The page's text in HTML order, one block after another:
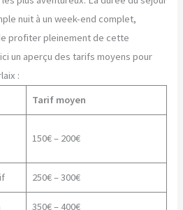
nuit à un week-end complet,
profiter pleinement de cette
un aperçu des tarifs moyens pour
:
Tarif moyen
150€ – 200€
250€ – 300€
350€ – 400€